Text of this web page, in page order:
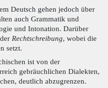
Deutsch gehen jedoch über
auch Grammatik und
und Intonation. Darüber
Rechtschreibung, wobei die
setzt.
ist von der
gebräuchlichen Dialekten,
deutlich abzugrenzen.